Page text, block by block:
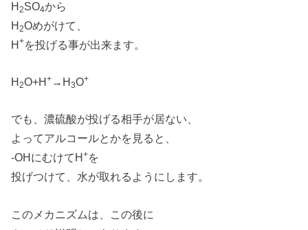
H2SO4から
H2Oめがけて、
H+を投げる事が出来ます。
H2O+H+ →H3O+
でも、濃硫酸が投げる相手が居ない、
よってアルコールとかを見ると、
-OHにむけてH+を
投げつけて、水が取れるようにします。
このメカニズムは、この後に